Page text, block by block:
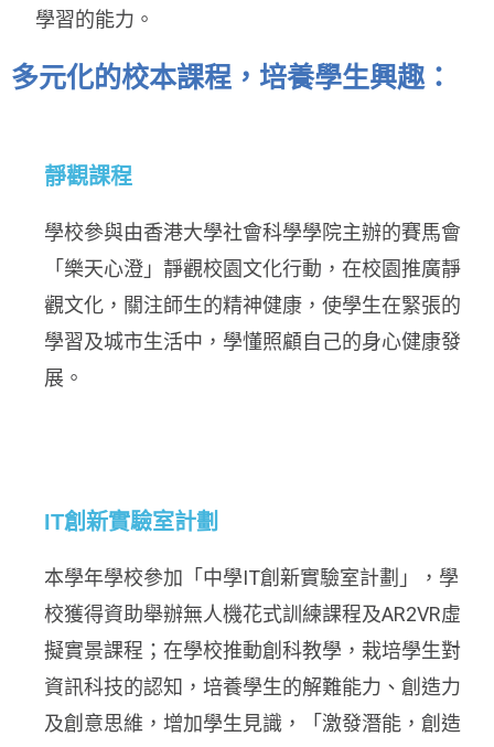
學習的能力。
多元化的校本課程，培養學生興趣：
靜觀課程
學校參與由香港大學社會科學學院主辦的賽馬會
「樂天心澄」靜觀校園文化行動，在校園推廣靜
觀文化，關注師生的精神健康，使學生在緊張的
學習及城市生活中，學懂照顧自己的身心健康發
展。
IT創新實驗室計劃
本學年學校參加「中學IT創新實驗室計劃」，學
校獲得資助舉辦無人機花式訓練課程及AR2VR虛
擬實景課程；在學校推動創科教學，栽培學生對
資訊科技的認知，培養學生的解難能力、創造力
及創意思維，增加學生見識，「激發潛能，創造